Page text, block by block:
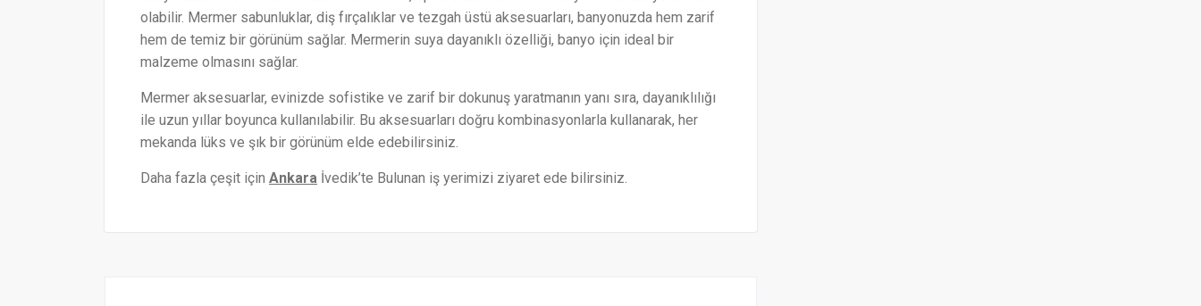
olabilir. Mermer sabunluklar, diş fırçalıklar ve tezgah üstü aksesuarları, banyonuzda hem zarif
hem de temiz bir görünüm sağlar. Mermerin suya dayanıklı özelliği, banyo için ideal bir
malzeme olmasını sağlar.
Mermer aksesuarlar, evinizde sofistike ve zarif bir dokunuş yaratmanın yanı sıra, dayanıklılığı
ile uzun yıllar boyunca kullanılabilir. Bu aksesuarları doğru kombinasyonlarla kullanarak, her
mekanda lüks ve şık bir görünüm elde edebilirsiniz.
Daha fazla çeşit için Ankara İvedik’te Bulunan iş yerimizi ziyaret ede bilirsiniz.